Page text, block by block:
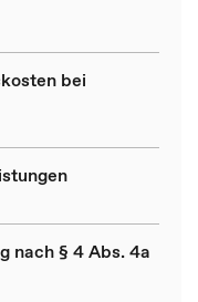
bei
nach § 4 Abs. 4a